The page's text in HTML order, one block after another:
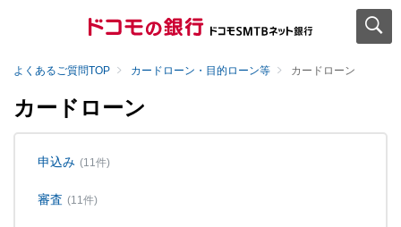
よくあるご質問TOP カードローン・目的ローン等 カードローン
カードローン
申込み (11件)
審査 (11件)